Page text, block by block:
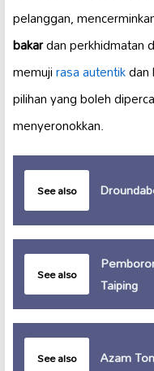
pelanggan,
bakardan perkhidmatan
memujirasa autentikdan
pilihan yang boleh
menyeronokkan.
See also
See also
Taiping
See also Azam